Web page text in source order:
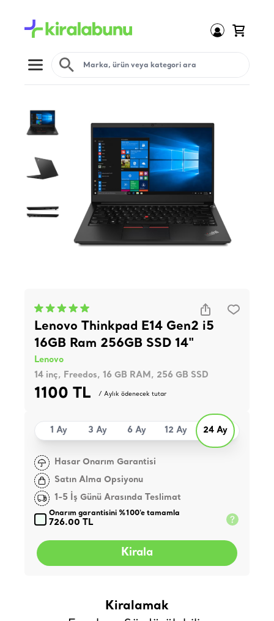
Open menu
Lenovo Thinkpad E14 Gen2 i5
16GB Ram 256GB SSD 14"
Lenovo
14 inç, Freedos, 16 GB RAM, 256 GB SSD
1100 TL / Aylık ödenecek tutar
1 Ay 3 Ay 6 Ay 12 Ay 24 Ay
Hasar Onarım Garantisi
Satın Alma Opsiyonu
1-5 İş Günü Arasında Teslimat
Onarım garantisini %100'e tamamla
726.00 TL
Kirala
Kiralamak